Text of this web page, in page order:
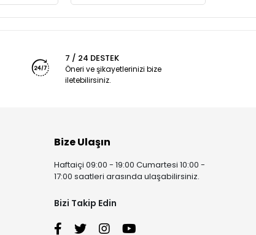
7 / 24 DESTEK
Öneri ve şikayetlerinizi bize
iletebilirsiniz.
Bize Ulaşın
Haftaiçi 09:00 - 19:00 Cumartesi 10:00 -
17:00 saatleri arasında ulaşabilirsiniz.
Bizi Takip Edin